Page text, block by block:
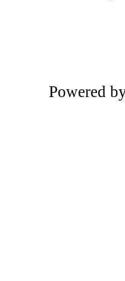
Powered